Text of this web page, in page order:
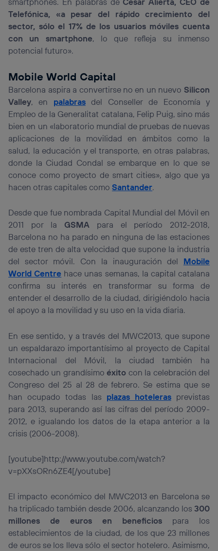
Telefónica, «a pesar del rápido crecimiento del
sector, sólo el 17% de los usuarios móviles cuenta
con un smartphone, lo que refleja su inmenso
potencial futuro».
Mobile World Capital
Barcelona aspira a convertirse no en un nuevo Silicon
Valley, en palabrasdel Conseller de Economía y
Empleo de la Generalitat catalana, Felip Puig, sino más
bien en un «laboratorio mundial de pruebas de nuevas
aplicaciones de la movilidad en ámbitos como la
salud, la educación y el transporte, en otras palabras,
donde la Ciudad Condal se embarque en lo que se
conoce como proyecto de smart cities», algo que ya
hacen otras capitales comoSantander.
Desde que fue nombrada Capital Mundial del Móvil en
2011 por la GSMA para el período 2012-2018,
Barcelona no ha parado en ninguna de las estaciones
de este tren de alta velocidad que supone la industria
del sector móvil. Con la inauguración del Mobile
World Centre hace unas semanas, la capital catalana
confirma su interés en transformar su forma de
entender el desarrollo de la ciudad, dirigiéndolo hacia
el apoyo a la movilidad y su uso en la vida diaria.
En ese sentido, y a través del MWC2013, que supone
un espaldarazo importantísimo al proyecto de Capital
Internacional del Móvil, la ciudad también ha
cosechado un grandísimoéxito con la celebración del
Congreso del 25 al 28 de febrero. Se estima que se
han ocupado todas las plazas hotelerasprevistas
para 2013, superando así las cifras del período 2009-
2012, e igualando los datos de la etapa anterior a la
crisis (2006-2008).
[youtube]http://www.youtube.com/watch?
v=pXXsORn6ZE4[/youtube]
El impacto económico del MWC2013 en Barcelona se
ha triplicado también desde 2006, alcanzando los 300
millones de euros en beneficiospara los
establecimientos de la ciudad, de los que 23 millones
de euros se los lleva sólo el sector hotelero. Asimismo,